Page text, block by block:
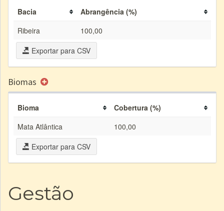
Bacia
Abrangência (%)
Ribeira
100,00
Exportar para CSV
Biomas
Bioma
Cobertura (%)
Mata Atlântica
100,00
Exportar para CSV
Gestão